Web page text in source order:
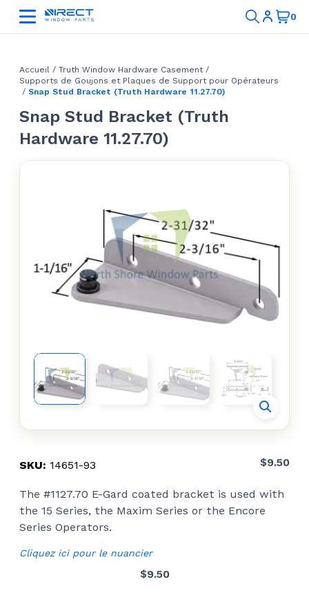
Accueil / Truth Window Hardware Casement/
Supports de Goujons et Plaques de Support pour Opérateurs
/ Snap Stud Bracket (Truth Hardware 11.27.70)
Snap Stud Bracket (Truth
Hardware 11.27.70)
SKU: 14651-93 $9.50
The #1127.70 E-Gard coated bracket is used with
the 15 Series, the Maxim Series or the Encore
Series Operators.
Cliquez ici pour le nuancier
$9.50